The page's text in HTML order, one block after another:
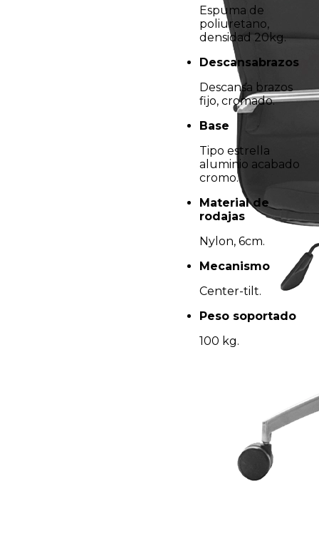
Espuma de
poliuretano,
densidad 20kg.
Descansabrazos
Descansa brazos
fijo, cromado.
Base
Tipo estrella
aluminio acabado
cromo.
Material de
rodajas
Nylon, 6cm.
Mecanismo
Center-tilt.
Peso soportado
100 kg.